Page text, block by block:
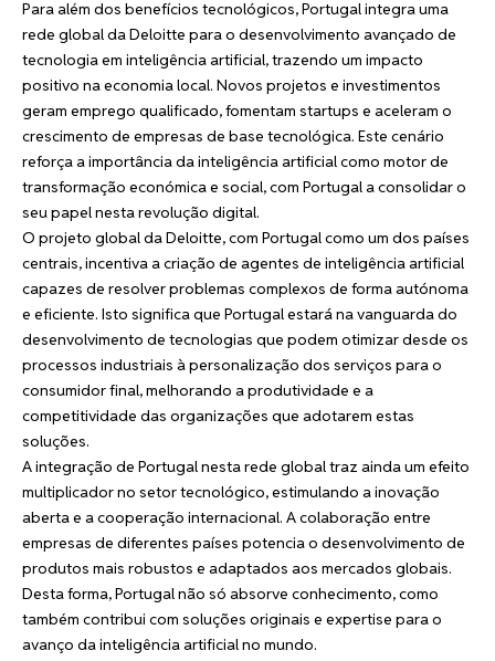
Para além dos benefícios tecnológicos, Portugal integra uma
rede global da Deloitte para o desenvolvimento avançado de
tecnologia em inteligência artificial, trazendo um impacto
positivo na economia local. Novos projetos e investimentos
geram emprego qualificado, fomentam startups e aceleram o
crescimento de empresas de base tecnológica. Este cenário
reforça a importância da inteligência artificial como motor de
transformação económica e social, com Portugal a consolidar o
seu papel nesta revolução digital.
O projeto global da Deloitte, com Portugal como um dos países
centrais, incentiva a criação de agentes de inteligência artificial
capazes de resolver problemas complexos de forma autónoma
e eficiente. Isto significa que Portugal estará na vanguarda do
desenvolvimento de tecnologias que podem otimizar desde os
processos industriais à personalização dos serviços para o
consumidor final, melhorando a produtividade e a
competitividade das organizações que adotarem estas
soluções.
A integração de Portugal nesta rede global traz ainda um efeito
multiplicador no setor tecnológico, estimulando a inovação
aberta e a cooperação internacional. A colaboração entre
empresas de diferentes países potencia o desenvolvimento de
produtos mais robustos e adaptados aos mercados globais.
Desta forma, Portugal não só absorve conhecimento, como
também contribui com soluções originais e expertise para o
avanço da inteligência artificial no mundo.